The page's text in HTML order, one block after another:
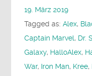
19. März 2019
Tagged as:Alex,
Captain Marvel, Dr.
Galaxy, HalloAlex,
War, Iron Man, Kree,